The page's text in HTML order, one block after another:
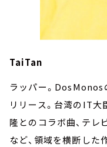
TaiTan
ラッパー。
リリース。台湾のIT大
隆とのコラボ曲、テレ
など、領域を横断し